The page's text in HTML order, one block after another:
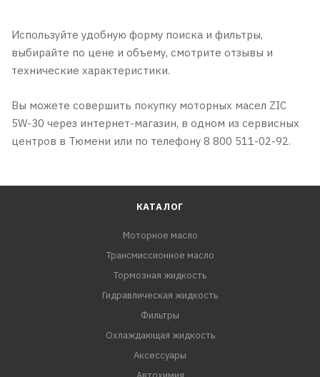
Используйте удобную форму поиска и фильтры,
выбирайте по цене и объему, смотрите отзывы и
технические характеристики.
Вы можете совершить покупку моторных масел ZIC
5W-30 через интернет-магазин, в одном из сервисных
центров в Тюмени или по телефону 8 800 511-02-92.
КАТАЛОГ
Моторное масло
Трансмиссионное масло
Тормозная жидкость
Гидравлическая жидкость
Фильтры
Охлаждающая жидкость
Аксессуары